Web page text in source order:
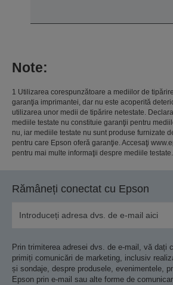
Note:
1 Utilizarea corespunzătoare a mediilor de
garanţia imprimantei, dar nu este acoperită
utilizarea unor medii de tipărire netestate.
mediile testate nu constituie garanţii pentru
nu, iar mediile testate nu sunt produse furnizate
pentru care Epson oferă garanţie. Accesaţi
pentru mai multe informaţii despre mediile testate.
Rămâneți conectat cu Epson
Prin trimiterea adresei dvs. de e-mail, vă dați
primiți comunicări de marketing, inclusiv
și sondaje, despre produsele, evenimentele,
Epson prin e-mail sau alte forme de